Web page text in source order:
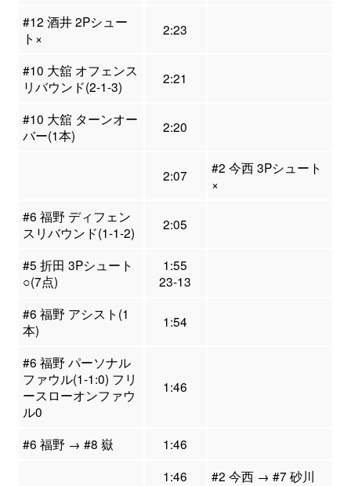
#12 酒井 2Pシュー
ト×
2:23
#10 大舘 オフェンス
リバウンド(2-1-3)
2:21
#10 大舘 ターンオー
バー(1本)
2:20
2:07
#2 今西 3Pシュート
×
#6 福野 ディフェン
スリバウンド(1-1-2)
2:05
#5 折田 3Pシュート
○(7点)
1:55
23-13
#6 福野 アシスト(1
本)
1:54
#6 福野 パーソナル
ファウル(1-1:0) フリ
ースローオンファウ
ル0
1:46
#6 福野 → #8 嶽
1:46
1:46
#2 今西 → #7 砂川